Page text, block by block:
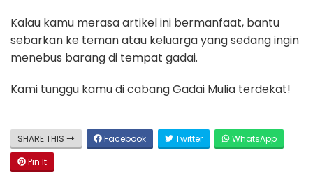
Kalau kamu merasa artikel ini bermanfaat, bantu
sebarkan ke teman atau keluarga yang sedang ingin
menebus barang di tempat gadai.
Kami tunggu kamu di cabang Gadai Mulia terdekat!
SHARE THIS Facebook Twitter
WhatsApp
Pin It